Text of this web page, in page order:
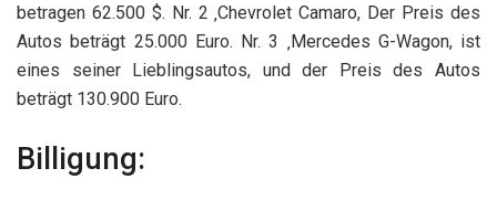
betragen 62.500 $. Nr. 2 ‚Chevrolet Camaro, Der Preis des
Autos beträgt 25.000 Euro. Nr. 3 ‚Mercedes G-Wagon, ist
eines seiner Lieblingsautos, und der Preis des Autos
beträgt 130.900 Euro.
Billigung: